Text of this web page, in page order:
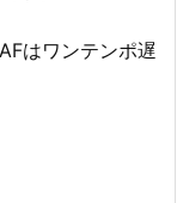
はワンテンポ遅